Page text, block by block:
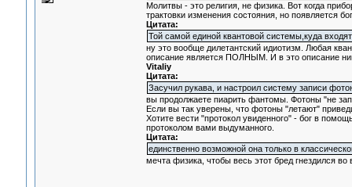
Молитвы - это религия, не физика. Вот когда
трактовки изменения состояния, но появляется
Цитата:
Той самой единой квантовой системы,куда
ну это вообще дилетантский идиотизм. Любая
описание является ПОЛНЫМ. И в это описание
Vitaliy
Цитата:
Засучил рукава, и настроил систему записи
вы продолжаете пиарить фантомы. Фотоны "не
Если вы так уверены, что фотоны "летают"
Хотите вести "протокол увиденного" - бог в
протоколом вами выдуманного.
Цитата:
единственно возможной она только в
мечта физика, чтобы весь этот бред гнездился во